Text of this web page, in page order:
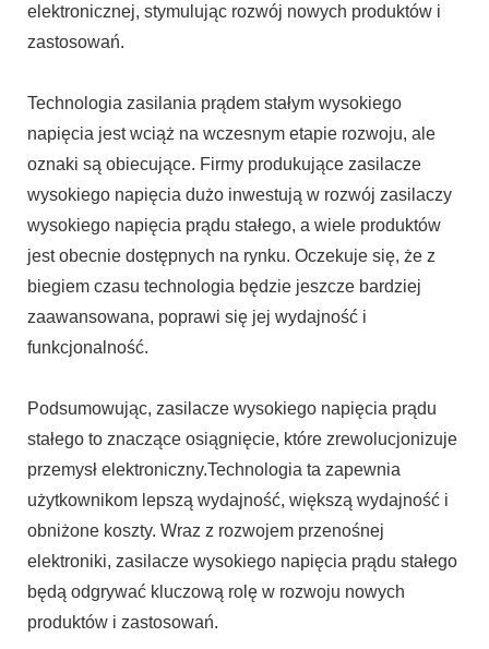
elektronicznej, stymulując rozwój nowych produktów i
zastosowań.
Technologia zasilania prądem stałym wysokiego
napięcia jest wciąż na wczesnym etapie rozwoju, ale
oznaki są obiecujące. Firmy produkujące zasilacze
wysokiego napięcia dużo inwestują w rozwój zasilaczy
wysokiego napięcia prądu stałego, a wiele produktów
jest obecnie dostępnych na rynku. Oczekuje się, że z
biegiem czasu technologia będzie jeszcze bardziej
zaawansowana, poprawi się jej wydajność i
funkcjonalność.
Podsumowując, zasilacze wysokiego napięcia prądu
stałego to znaczące osiągnięcie, które zrewolucjonizuje
przemysł elektroniczny.Technologia ta zapewnia
użytkownikom lepszą wydajność, większą wydajność i
obniżone koszty. Wraz z rozwojem przenośnej
elektroniki, zasilacze wysokiego napięcia prądu stałego
będą odgrywać kluczową rolę w rozwoju nowych
produktów i zastosowań.